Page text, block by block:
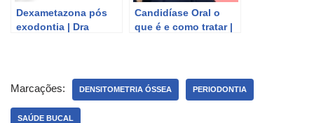
Dexametazona pós
exodontia | Dra
Candidíase Oral o
que é e como tratar |
Marcações: DENSITOMETRIA ÓSSEA PERIODONTIA
SAÚDE BUCAL